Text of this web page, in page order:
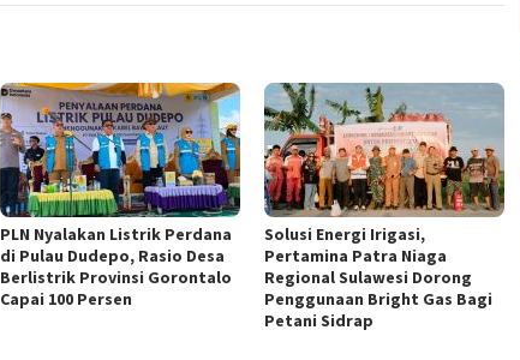
PLN Nyalakan Listrik Perdana
di Pulau Dudepo, Rasio Desa
Berlistrik Provinsi Gorontalo
Capai 100 Persen
Solusi Energi Irigasi,
Pertamina Patra Niaga
Regional Sulawesi Dorong
Penggunaan Bright Gas Bagi
Petani Sidrap